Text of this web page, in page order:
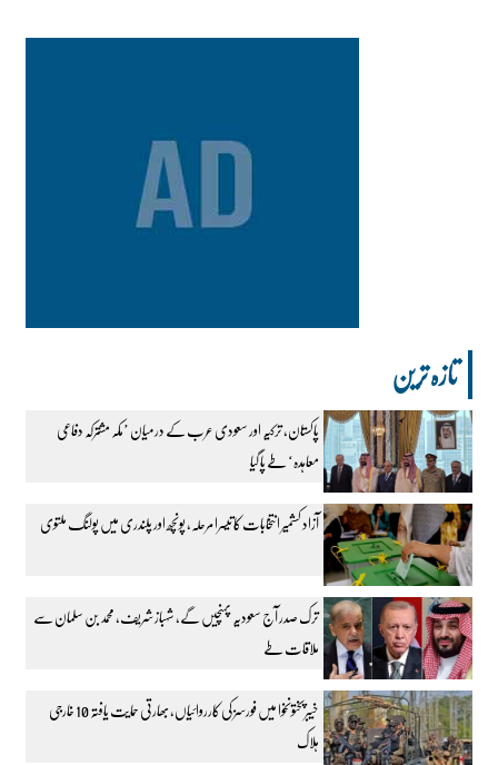
تازہ ترین
پاکستان، ترکیہ اور سعودی عرب کے درمیان ’مکہ مشترکہ دفاعی
معاہدہ‘ طے پا گیا
آزاد کشمیر انتخابات کا تیسرا مرحلہ، پونچھ اور پلندری میں پولنگ ملتوی
ترک صدر آج سعودیہ پہنچیں گے، شہباز شریف، محمد بن سلمان سے
ملاقات طے
خیبرپختونخوا میں فورسز کی کارروائیاں، بھارتی حمایت یافتہ 10 خارجی
ہلاک